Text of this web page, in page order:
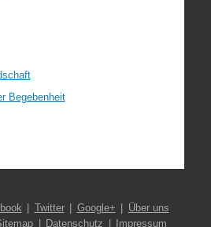
Begebenheit
Twitter Google+
Über uns
Datenschutz Impressum